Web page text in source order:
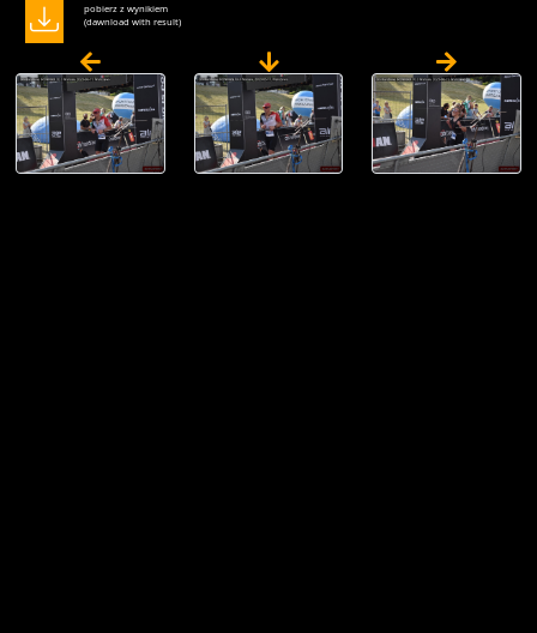
pobierz z wynikiem
(dawnload with result)